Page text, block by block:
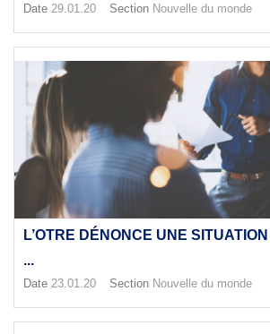
Date 29.01.20 Section Nouvelle du monde
L’OTRE DÉNONCE UNE
...
Date 23.01.20 Section Nouvelle du monde